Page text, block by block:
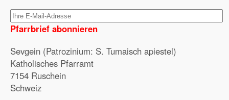
Pfarrbrief abonnieren
Sevgein (Patrozinium: S. Tumaisch apiestel)
Katholisches Pfarramt
7154 Ruschein
Schweiz